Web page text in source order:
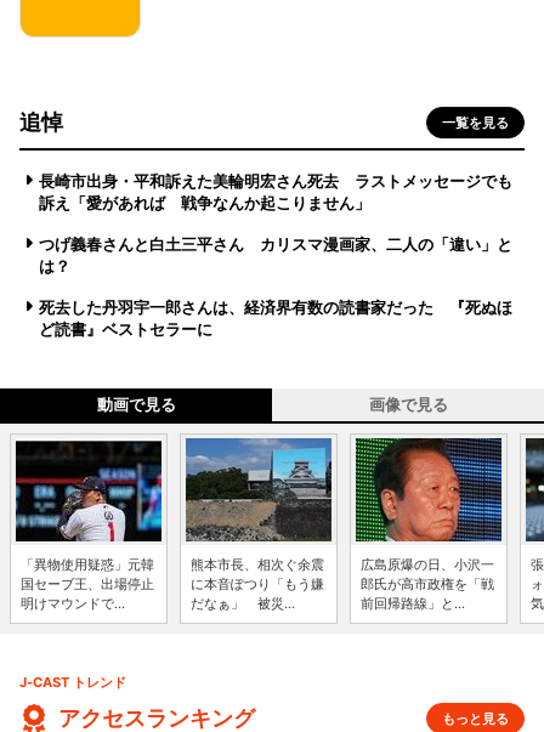
追悼 一覧を見る
長崎市出身・平和訴えた美輪明宏さん死去 ラストメッセージでも
訴え「愛があれば 戦争なんか起こりません」
つげ義春さんと白土三平さん カリスマ漫画家、二人の「違い」と
は？
死去した丹羽宇一郎さんは、経済界有数の読書家だった 『死ぬほ
ど読書』ベストセラーに
動画で見る 画像で見る
「異物使用疑惑」元韓
国セーブ王、出場停止
明けマウンドで...
熊本市長、相次ぐ余震
に本音ぽつり「もう嫌
だなぁ」 被災...
広島原爆の日、小沢一
郎氏が高市政権を「戦
前回帰路線」と...
J-CAST トレンド
アクセスランキング もっと見る